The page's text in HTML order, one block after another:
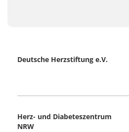
Deutsche Herzstiftung e.V.
Herz- und Diabeteszentrum
NRW